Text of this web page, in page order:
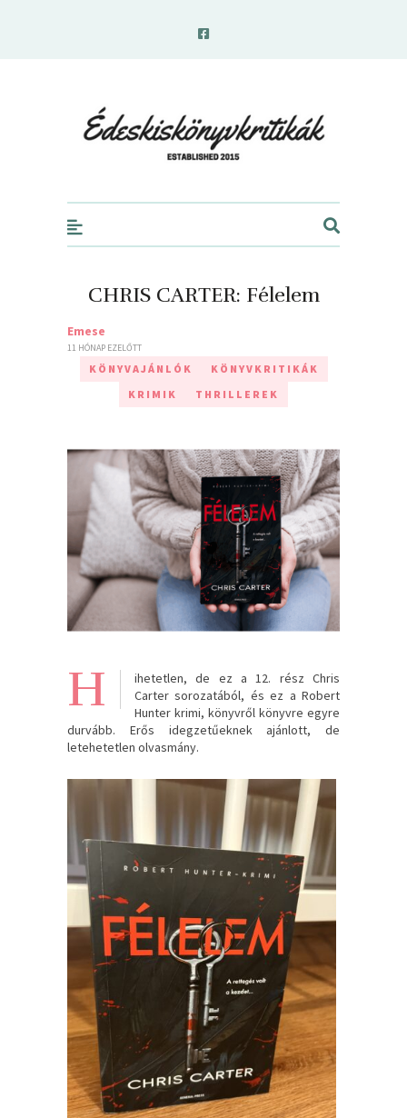
CHRIS CARTER: Félelem
Emese
11 HÓNAP EZELŐTT
KÖNYVAJÁNLÓK
KÖNYVKRITIKÁK
KRIMIK
THRILLEREK
H
ihetetlen, de ez a 12. rész Chris
Carter sorozatából, és ez a Robert
Hunter krimi, könyvről könyvre egyre
durvább. Erős idegzetűeknek ajánlott, de
letehetetlen olvasmány.